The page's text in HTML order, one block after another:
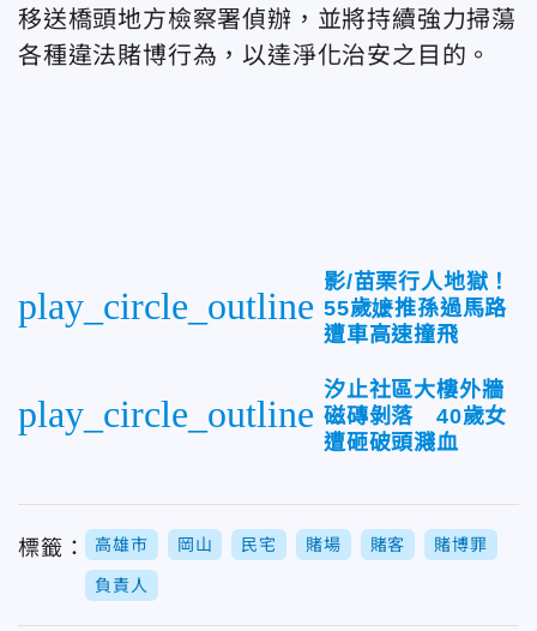
移送橋頭地方檢察署偵辦，並將持續強力掃蕩
各種違法賭博行為，以達淨化治安之目的。
play_circle_outline
影/苗栗行人地獄！
55歲嬷推孫過馬路
遭車高速撞飛
play_circle_outline
汐止社區大樓外牆
磁磚剝落 40歲女
遭砸破頭濺血
標籤： 高雄市 岡山 民宅 賭場 賭客 賭博罪
負責人